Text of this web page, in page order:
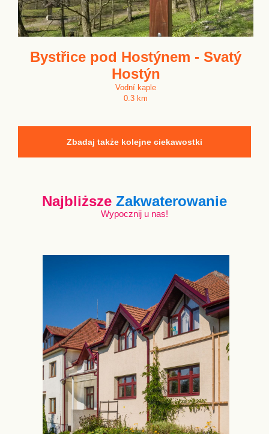
Bystřice pod Hostýnem - Svatý
Hostýn
Vodní kaple
0.3 km
Zbadaj także kolejne ciekawostki
Najbliższe Zakwaterowanie
Wypocznij u nas!